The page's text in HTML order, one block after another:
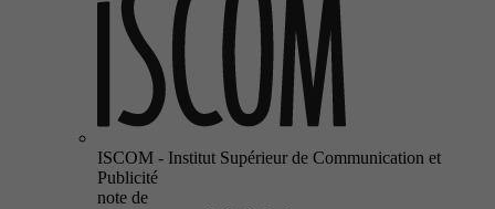
ISCOM - Institut Supérieur de Communication et
Publicité
note de